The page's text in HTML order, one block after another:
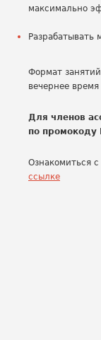
максимально
Разрабатывать
Формат
вечернее
Для членов
по промокоду
Ознакомиться
ссылке